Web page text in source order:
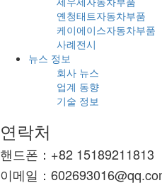
옌청태트자동차부품
케이에이스자동차부품
사례전시
뉴스 정보
회사 뉴스
업계 동향
기술 정보
연락처
핸드폰：+82 15189211813
이메일：